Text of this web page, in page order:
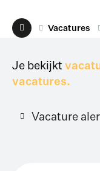
Vacatures
Je bekijkt
vacatures.
Vacature